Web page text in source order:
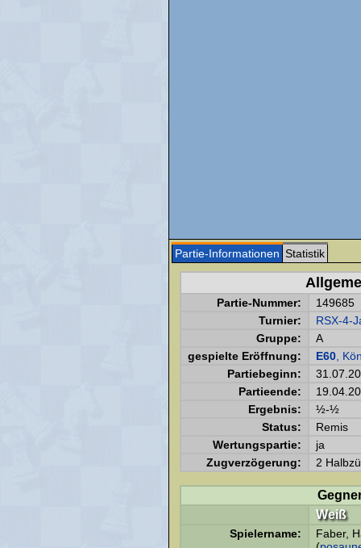
Partie-Informationen Statistik
Partie-Nummer:
149685
Turnier:
RSX-4-
Gruppe:
A
gespielte Eröffnung:
E60 ,
Partiebeginn:
Partieende:
Ergebnis:
½-½
Status:
Remis
Wertungspartie:
ja
Zugverzögerung:
2
Weiß
Spielername:
Faber,